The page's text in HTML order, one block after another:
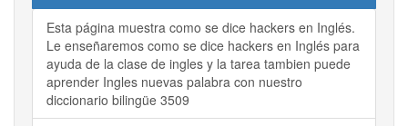
Esta página muestra como se dice hackers en Inglés.
Le enseñaremos como se dice hackers en Inglés para
ayuda de la clase de ingles y la tarea tambien puede
aprender Ingles nuevas palabra con nuestro
diccionario bilingüe 3509